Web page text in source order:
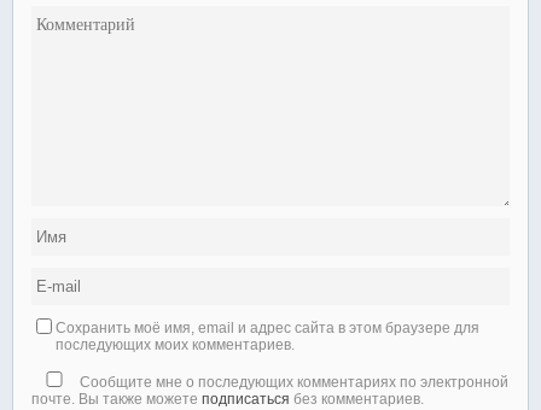
Сохранить моё имя, email и адрес сайта в этом браузере для
последующих моих комментариев.
Сообщите мне о последующих комментариях по электронной
почте. Вы также можете подписаться без комментариев.